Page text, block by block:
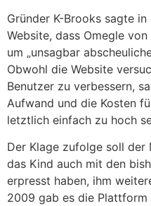
Gründer K-Brooks sagte
Website, dass Omegle
um „unsagbar
Obwohl die Website
Benutzer zu verbessern,
Aufwand und die Kosten
letztlich einfach zu hoch
Der Klage zufolge soll der
das Kind auch mit den
erpresst haben, ihm
2009 gab es die Plattform